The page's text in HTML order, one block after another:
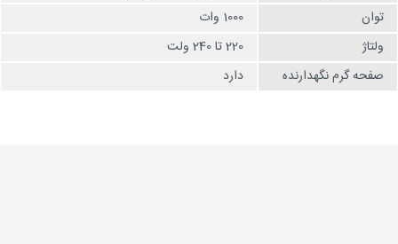
توان
1000 وات
ولتاژ
220 تا 240 ولت
صفحه گرم نگهدارنده
دارد